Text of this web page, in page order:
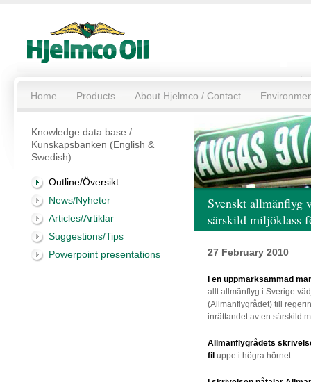
Home Products About Hjelmco / Contact
Knowledge data base /
Kunskapsbanken (English &
Swedish)
Outline/Översikt
News/Nyheter
Articles/Artiklar
Suggestions/Tips
Powerpoint presentations
Svenskt allmänflyg
särskild miljöklass
27 February 2010
I en uppmärksammad
alltallmänflyg i Sverige
(Allmänflygrådet) till
inrättandet av en särskild
Allmänflygrådets
fil uppe i högra hörnet.